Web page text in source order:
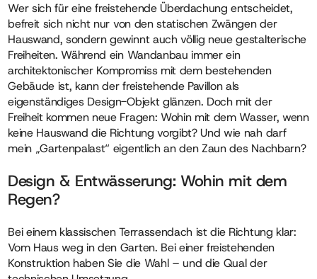
Wer sich für eine freistehende Überdachung entscheidet,
befreit sich nicht nur von den statischen Zwängen der
Hauswand, sondern gewinnt auch völlig neue gestalterische
Freiheiten. Während ein Wandanbau immer ein
architektonischer Kompromiss mit dem bestehenden
Gebäude ist, kann der freistehende Pavillon als
eigenständiges Design-Objekt glänzen. Doch mit der
Freiheit kommen neue Fragen: Wohin mit dem Wasser, wenn
keine Hauswand die Richtung vorgibt? Und wie nah darf
mein „Gartenpalast“ eigentlich an den Zaun des Nachbarn?
Design & Entwässerung: Wohin mit dem
Regen?
Bei einem klassischen Terrassendach ist die Richtung klar:
Vom Haus weg in den Garten. Bei einer freistehenden
Konstruktion haben Sie die Wahl – und die Qual der